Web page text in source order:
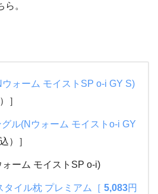
。
ォーム モイストSP o-i GY S)
］
ル(Nウォーム モイストo-i GY
）］
ーム モイストSP o-i)
タイル枕 プレミアム［ 5,083円